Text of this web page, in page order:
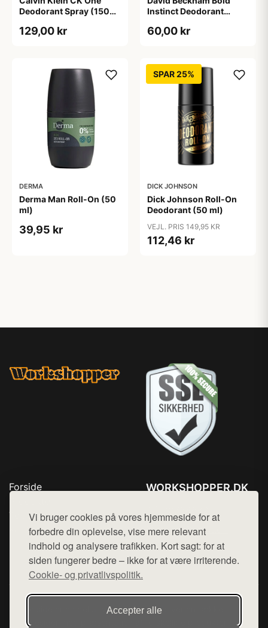
Vi bruger cookies på vores hjemmeside for at
forbedre din oplevelse, vise mere relevant
indhold og analysere trafikken. Kort sagt: for at
siden fungerer bedre – ikke for at være irriterende.
Cookie- og privatlivspolitik.
Accepter alle
Deodorant Spray (150
129,00 kr
Instinct Deodorant
60,00 kr
DERMA
Derma Man Roll-On (50
ml)
39,95 kr
SPAR 25%
DICK JOHNSON
Dick Johnson Roll-On
Deodorant (50 ml)
VEJL. PRIS 149,95 KR
112,46 kr
Forside
Top Rabatter
Kontakt
WORKSHOPPER.DK
Mail: hej@want.dk
Cookie- og privatlivspolitik
Denne side er en del af want.dk, der udgiver en række
hjemmesider med præsentation af forskellige produkter fra